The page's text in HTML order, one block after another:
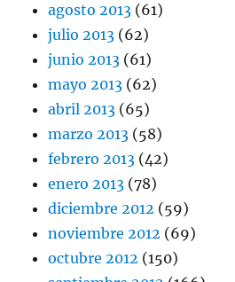
agosto 2013 (61)
julio 2013 (62)
junio 2013 (61)
mayo 2013 (62)
abril 2013 (65)
marzo 2013 (58)
febrero 2013 (42)
enero 2013 (78)
diciembre 2012 (59)
noviembre 2012 (69)
octubre 2012 (150)